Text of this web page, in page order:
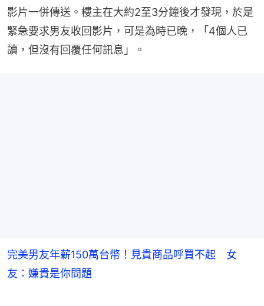
影片一併傳送。樓主在大約2至3分鐘後才發現，於是
緊急要求男友收回影片，可是為時已晚，「4個人已
讀，但沒有回覆任何訊息」。
完美男友年薪150萬台幣！見貴商品呼買不起 女
友：嫌貴是你問題